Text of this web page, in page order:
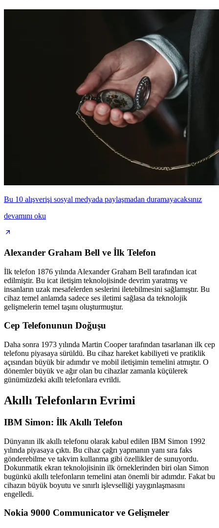
Bu 10 alışverişi sosyal medyada paylaşmadan duramayacaksınız
devamını oku
Alexander Graham Bell ve İlk Telefon
İlk telefon 1876 yılında Alexander Graham Bell tarafından icat
edilmiştir. Bu icat iletişim teknolojisinde devrim yaratmış ve
insanların uzak mesafelerden seslerini iletebilmesini sağlamıştır. Bu
cihaz temel anlamda sadece ses iletimi sağlasa da teknolojik
gelişmelerin temel taşını oluşturmuştur.
Cep Telefonunun Doğuşu
Daha sonra 1973 yılında Martin Cooper tarafından tasarlanan ilk cep
telefonu piyasaya sürüldü. Bu cihaz hareket kabiliyeti ve pratiklik
açısından büyük bir adımdır ve mobil iletişimin temelini atmıştır. O
dönemler büyük ve ağır olan bu cihazlar zamanla küçülerek
günümüzdeki akıllı telefonlara evrildi.
Akıllı Telefonların Evrimi
IBM Simon: İlk Akıllı Telefon
Dünyanın ilk akıllı telefonu olarak kabul edilen IBM Simon 1992
yılında piyasaya çıktı. Bu cihaz çağrı yapmanın yanı sıra faks
gönderebilme ve takvim kullanma gibi özellikler de sunuyordu.
Dokunmatik ekran teknolojisinin ilk örneklerinden biri olan Simon
bugünkü akıllı telefonların temelini atan önemli bir adımdır. Fakat bu
cihazın büyük boyutu ve sınırlı işlevselliği yaygınlaşmasını
engelledi.
Nokia 9000 Communicator ve Gelişmeler